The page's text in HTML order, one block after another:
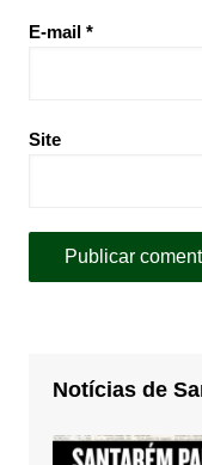
E-mail *
Site
Notícias de